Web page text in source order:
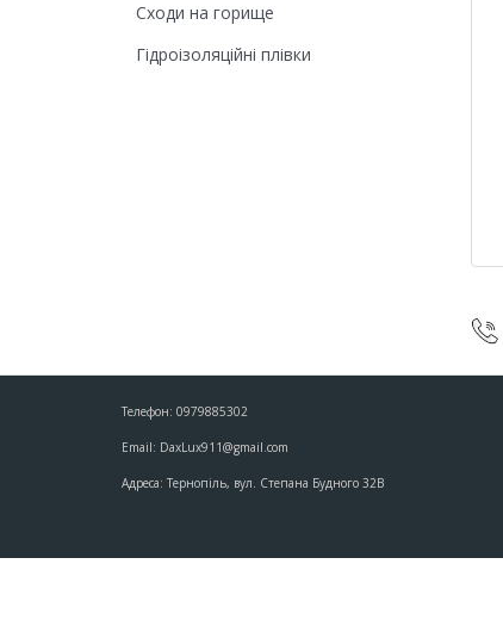
Сходи на горище
Гідроізоляційні плівки
Телефон: 0979885302
Email: DaxLux911@gmail.com
Адреса: Тернопіль, вул. Степана Будного 32В